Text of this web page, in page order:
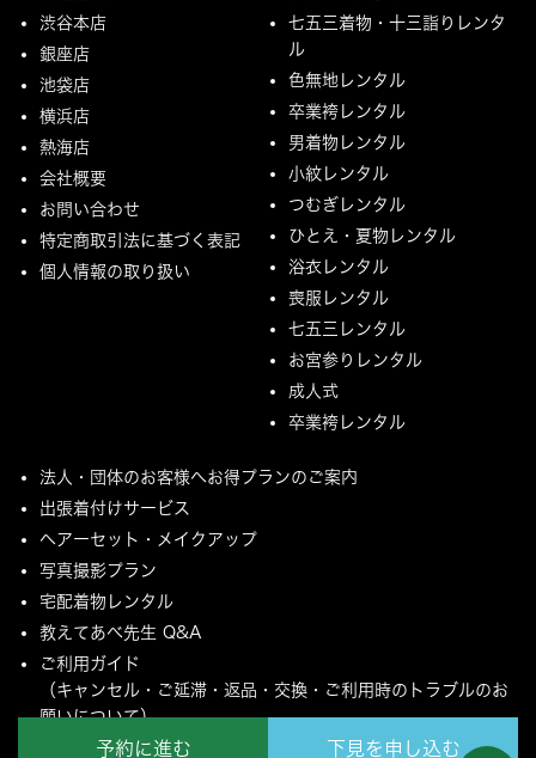
予約に進む 下見を申し込む
渋谷本店
銀座店
池袋店
横浜店
熱海店
会社概要
お問い合わせ
特定商取引法に基づく表記
個人情報の取り扱い
七五三着物・十三詣りレンタ
ル
色無地レンタル
卒業袴レンタル
男着物レンタル
小紋レンタル
つむぎレンタル
ひとえ・夏物レンタル
浴衣レンタル
喪服レンタル
七五三レンタル
お宮参りレンタル
成人式
卒業袴レンタル
法人・団体のお客様へお得プランのご案内
出張着付けサービス
ヘアーセット・メイクアップ
写真撮影プラン
宅配着物レンタル
教えてあべ先生 Q&A
ご利用ガイド
（キャンセル・ご延滞・返品・交換・ご利用時のトラブルのお
願いについて）
ご配送とご返却について